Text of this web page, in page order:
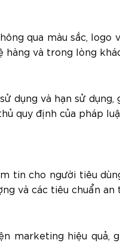
qua màu sắc, logo
và trong lòng
dụng và hạn sử dụng,
quy định của pháp
tin cho người tiêu
và các tiêu chuẩn an
marketing hiệu quả,